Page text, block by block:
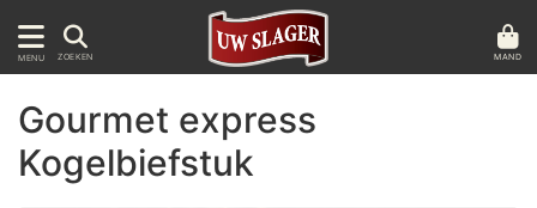
MENU ZOEKEN MAND
Gourmet express
Kogelbiefstuk